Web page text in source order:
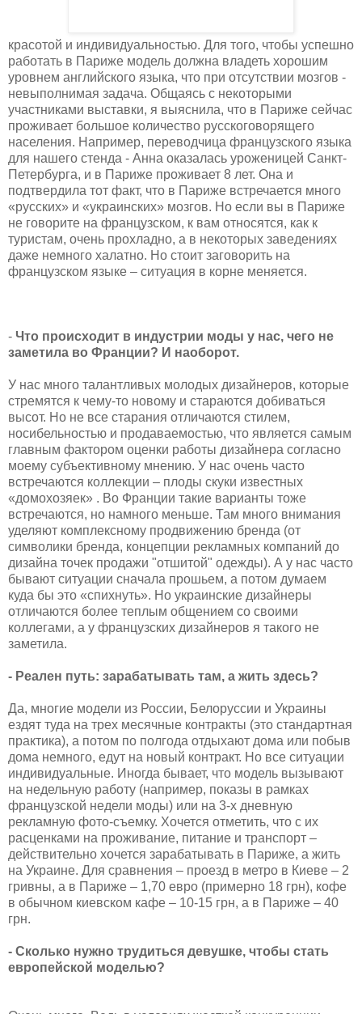
красотой и индивидуальностью. Для того, чтобы успешно
работать в Париже модель должна владеть хорошим
уровнем английского языка, что при отсутствии мозгов -
невыполнимая задача. Общаясь с некоторыми
участниками выставки, я выяснила, что в Париже сейчас
проживает большое количество русскоговорящего
населения. Например, переводчица французского языка
для нашего стенда - Анна оказалась уроженицей Санкт-
Петербурга, и в Париже проживает 8 лет. Она и
подтвердила тот факт, что в Париже встречается много
«русских» и «украинских» мозгов. Но если вы в Париже
не говорите на французском, к вам относятся, как к
туристам, очень прохладно, а в некоторых заведениях
даже немного халатно. Но стоит заговорить на
французском языке – ситуация в корне меняется.
- Что происходит в индустрии моды у нас, чего не
заметила во Франции? И наоборот.
У нас много талантливых молодых дизайнеров, которые
стремятся к чему-то новому и стараются добиваться
высот. Но не все старания отличаются стилем,
носибельностью и продаваемостью, что является самым
главным фактором оценки работы дизайнера согласно
моему субъективному мнению. У нас очень часто
встречаются коллекции – плоды скуки известных
«домохозяек» . Во Франции такие варианты тоже
встречаются, но намного меньше. Там много внимания
уделяют комплексному продвижению бренда (от
символики бренда, концепции рекламных компаний до
дизайна точек продажи "отшитой" одежды). А у нас часто
бывают ситуации сначала прошьем, а потом думаем
куда бы это «спихнуть». Но украинские дизайнеры
отличаются более теплым общением со своими
коллегами, а у французских дизайнеров я такого не
заметила.
- Реален путь: зарабатывать там, а жить здесь?
Да, многие модели из России, Белоруссии и Украины
ездят туда на трех месячные контракты (это стандартная
практика), а потом по полгода отдыхают дома или побыв
дома немного, едут на новый контракт. Но все ситуации
индивидуальные. Иногда бывает, что модель вызывают
на недельную работу (например, показы в рамках
французской недели моды) или на 3-х дневную
рекламную фото-съемку. Хочется отметить, что с их
расценками на проживание, питание и транспорт –
действительно хочется зарабатывать в Париже, а жить
на Украине. Для сравнения – проезд в метро в Киеве – 2
гривны, а в Париже – 1,70 евро (примерно 18 грн), кофе
в обычном киевском кафе – 10-15 грн, а в Париже – 40
грн.
- Сколько нужно трудиться девушке, чтобы стать
европейской моделью?